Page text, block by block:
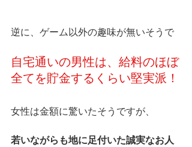
逆に、ゲーム以外の趣味が無いそうで
自宅通いの男性は、給料のほぼ
全てを貯金するくらい堅実派！
女性は金額に驚いたそうですが、
若いながらも地に足付いた誠実なお人